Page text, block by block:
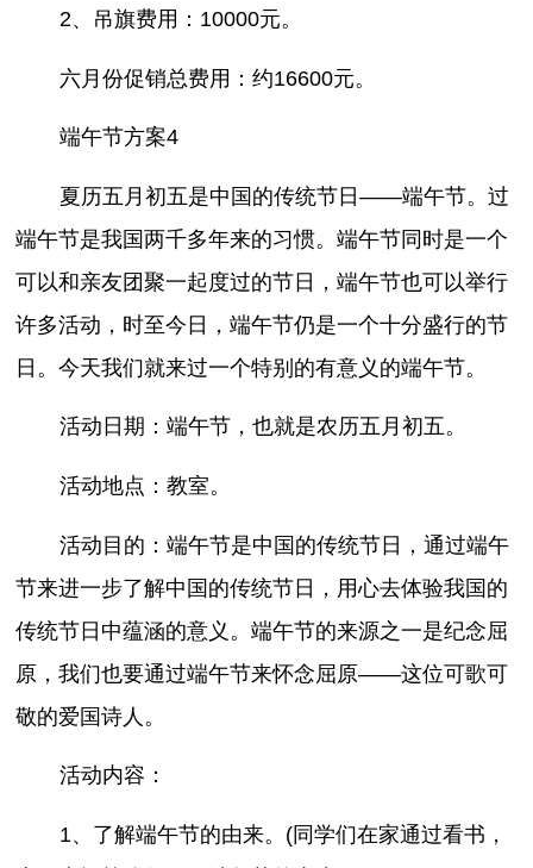
2、吊旗费用：10000元。
六月份促销总费用：约16600元。
端午节方案4
夏历五月初五是中国的传统节日——端午节。过
端午节是我国两千多年来的习惯。端午节同时是一个
可以和亲友团聚一起度过的节日，端午节也可以举行
许多活动，时至今日，端午节仍是一个十分盛行的节
日。今天我们就来过一个特别的有意义的端午节。
活动日期：端午节，也就是农历五月初五。
活动地点：教室。
活动目的：端午节是中国的传统节日，通过端午
节来进一步了解中国的传统节日，用心去体验我国的
传统节日中蕴涵的意义。端午节的来源之一是纪念屈
原，我们也要通过端午节来怀念屈原——这位可歌可
敬的爱国诗人。
活动内容：
1、了解端午节的由来。(同学们在家通过看书，